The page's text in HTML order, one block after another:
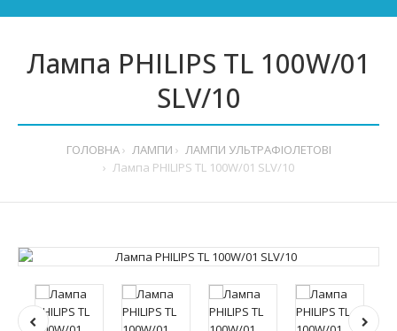
Лампа PHILIPS TL 100W/01
SLV/10
ГОЛОВНА ЛАМПИ
ЛАМПИ УЛЬТРАФІОЛЕТОВІ
Лампа PHILIPS TL 100W/01 SLV/10